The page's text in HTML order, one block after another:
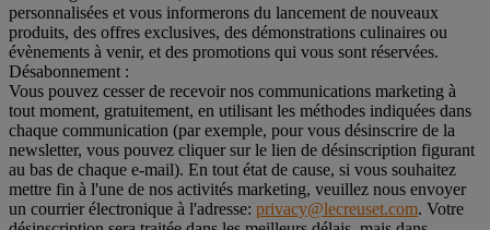
personnalisées et vous informerons du lancement de nouveaux
produits, des offres exclusives, des démonstrations culinaires ou
évènements à venir, et des promotions qui vous sont réservées.
Désabonnement :
Vous pouvez cesser de recevoir nos communications marketing à
tout moment, gratuitement, en utilisant les méthodes indiquées dans
chaque communication (par exemple, pour vous désinscrire de la
newsletter, vous pouvez cliquer sur le lien de désinscription figurant
au bas de chaque e-mail). En tout état de cause, si vous souhaitez
mettre fin à l'une de nos activités marketing, veuillez nous envoyer
un courrier électronique à l'adresse: privacy@lecreuset.com. Votre